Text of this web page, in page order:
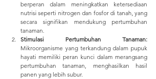
berperan dalam meningkatkan ketersediaan
nutrisi seperti nitrogen dan fosfor di tanah, yang
secara signifikan mendukung pertumbuhan
tanaman.
Mikroorganisme yang terkandung dalam pupuk
hayati memiliki peran kunci dalam merangsang
pertumbuhan tanaman, menghasilkan hasil
panen yang lebih subur.